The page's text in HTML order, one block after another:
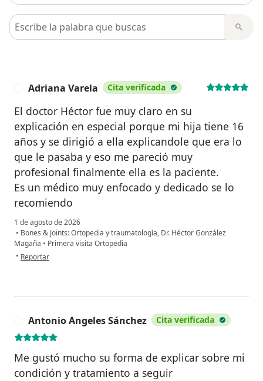
Busca en opiniones
Adriana Varela Cita verificada
El doctor Héctor fue muy claro en su
explicación en especial porque mi hija tiene 16
años y se dirigió a ella explicandole que era lo
que le pasaba y eso me pareció muy
profesional finalmente ella es la paciente.
Es un médico muy enfocado y dedicado se lo
recomiendo
1 de agosto de 2026
• Bones & Joints: Ortopedia y traumatología, Dr. Héctor González
Magaña • Primera visita Ortopedia
• en opinión del usuario Adriana Varela
Reportar
Antonio Angeles Sánchez Cita verificada
Me gustó mucho su forma de explicar sobre mi
condición y tratamiento a seguir